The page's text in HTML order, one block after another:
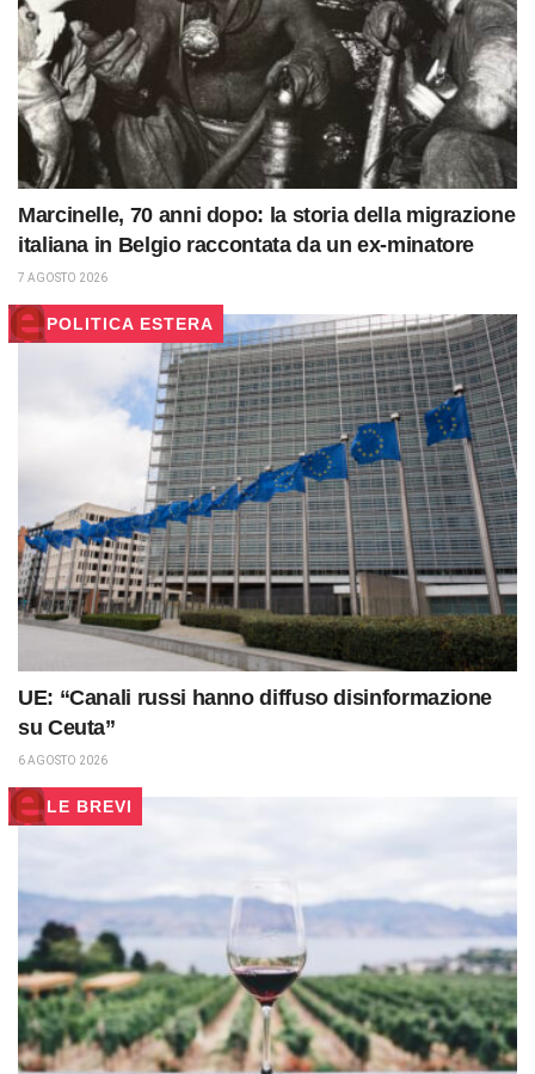
Marcinelle, 70 anni dopo: la storia della migrazione
italiana in Belgio raccontata da un ex-minatore
7 AGOSTO 2026
POLITICA ESTERA
UE: “Canali russi hanno diffuso disinformazione
su Ceuta”
6 AGOSTO 2026
LE BREVI